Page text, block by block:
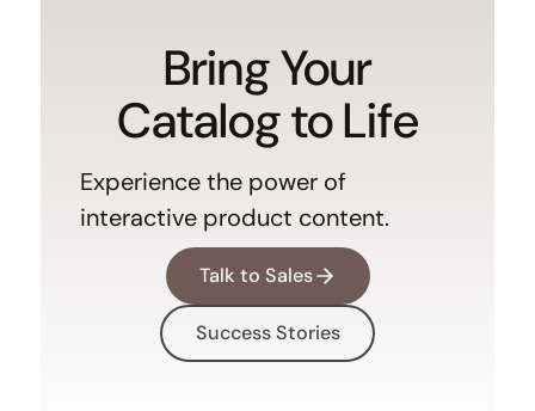
Bring Your
Catalog to Life
Experience the power of
interactive product content.
Talk to Sales
Success Stories